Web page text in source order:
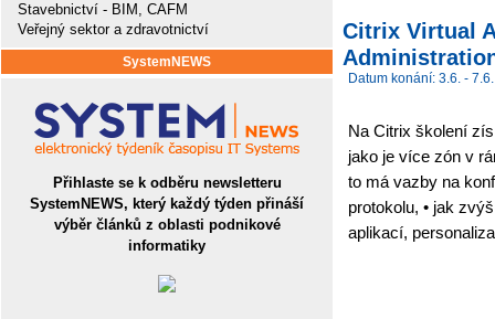
Stavebnictví - BIM, CAFM
Veřejný sektor a zdravotnictví
SystemNEWS
Přihlaste se k odběru newsletteru
SystemNEWS, který každý týden přináší
výběr článků z oblasti podnikové
informatiky
Citrix Virtual
Datum konání: 3.6. - 7.6.
Na Citrix školení
jako je více zón v
to má vazby na
protokolu, • jak
aplikací,